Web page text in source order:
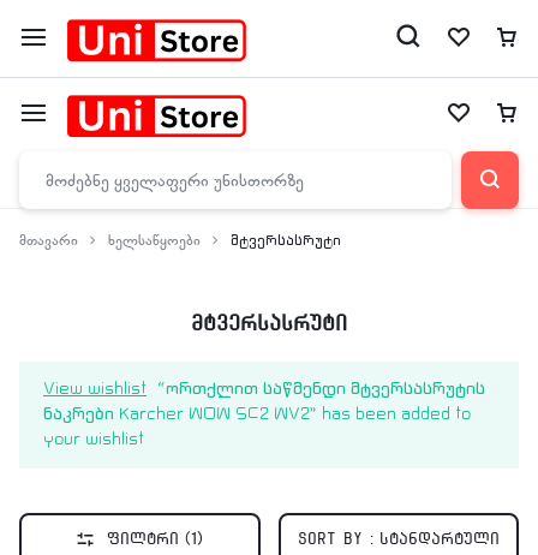
მთავარი ხელსაწყოები მტვერსასრუტი
მტვერსასრუტი
View wishlist
“ორთქლით საწმენდი მტვერსასრუტის
ნაკრები Karcher WOW SC2 WV2” has been added to
your wishlist
ფილტრი (1) Sort by : სტანდარტული